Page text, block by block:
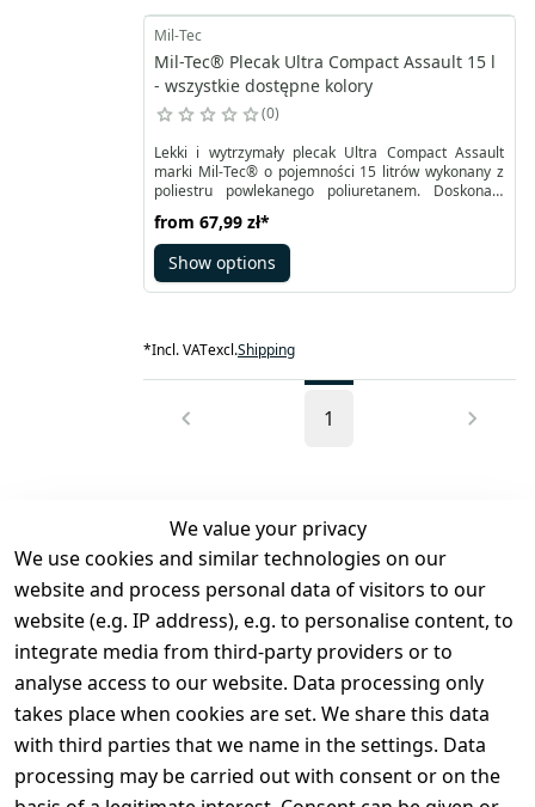
Mil-Tec
Mil-Tec® Plecak Ultra Compact Assault 15 l
- wszystkie dostępne kolory
0
Lekki i wytrzymały plecak Ultra Compact Assault
marki Mil-Tec® o pojemności 15 litrów wykonany z
poliestru powlekanego poliuretanem. Doskonale
warunkach miejskich, jak i podczas krótkich wypraw
survivalowych. Oprócz przestronnej komory głównej,
plecak posiada dodatkową, mniejszą kieszeń
umieszczoną z przodu, ułatwiającą przenoszenie
from 67,99 zł*
Show options
*Incl. VATexcl.Shipping
1
We value your privacy
We use cookies and similar technologies on our
website and process personal data of visitors to our
website (e.g. IP address), e.g. to personalise content, to
integrate media from third-party providers or to
analyse access to our website. Data processing only
takes place when cookies are set. We share this data
with third parties that we name in the settings. Data
processing may be carried out with consent or on the
Legal
Terms and
Conditions
Legal
disclosure
Privacy Policy
Declaration of
Contact
Register